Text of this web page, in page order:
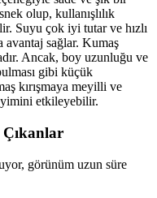
olup, kullanışlılık
Suyu çok iyi tutar ve hızlı
sağlar. Kumaş
Ancak, boy uzunluğu ve
gibi küçük
kırışmaya meyilli ve
etkileyebilir.
Çıkanlar
görünüm uzun süre